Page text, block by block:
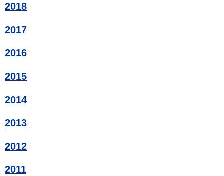
2018
2017
2016
2015
2014
2013
2012
2011